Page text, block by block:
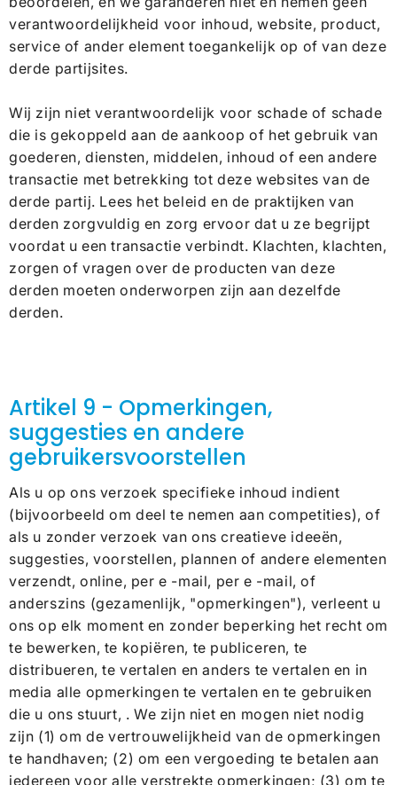
verantwoordelijkheid voor inhoud, website, product,
service of ander element toegankelijk op of van deze
derde partijsites.
Wij zijn niet verantwoordelijk voor schade of schade
die is gekoppeld aan de aankoop of het gebruik van
goederen, diensten, middelen, inhoud of een andere
transactie met betrekking tot deze websites van de
derde partij. Lees het beleid en de praktijken van
derden zorgvuldig en zorg ervoor dat u ze begrijpt
voordat u een transactie verbindt. Klachten, klachten,
zorgen of vragen over de producten van deze
derden moeten onderworpen zijn aan dezelfde
derden.
Artikel 9 - Opmerkingen,
suggesties en andere
gebruikersvoorstellen
Als u op ons verzoek specifieke inhoud indient
(bijvoorbeeld om deel te nemen aan competities), of
als u zonder verzoek van ons creatieve ideeën,
suggesties, voorstellen, plannen of andere elementen
verzendt, online, per e -mail, per e -mail, of
anderszins (gezamenlijk, "opmerkingen"), verleent u
ons op elk moment en zonder beperking het recht om
te bewerken, te kopiëren, te publiceren, te
distribueren, te vertalen en anders te vertalen en in
media alle opmerkingen te vertalen en te gebruiken
die u ons stuurt, . We zijn niet en mogen niet nodig
zijn (1) om de vertrouwelijkheid van de opmerkingen
te handhaven; (2) om een ​​vergoeding te betalen aan
iedereen voor alle verstrekte opmerkingen; (3) om te